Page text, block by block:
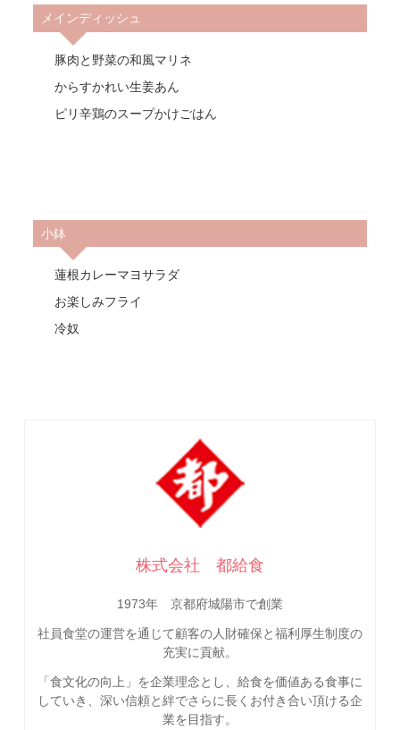
メインディッシュ
豚肉と野菜の和風マリネ
からすかれい生姜あん
ピリ辛鶏のスープかけごはん
小鉢
蓮根カレーマヨサラダ
お楽しみフライ
冷奴
株式会社 都給食
1973年 京都府城陽市で創業
社員食堂の運営を通じて顧客の人財確保と福利厚生制度の
充実に貢献。
「食文化の向上」を企業理念とし、給食を価値ある食事に
していき、深い信頼と絆でさらに長くお付き合い頂ける企
業を目指す。